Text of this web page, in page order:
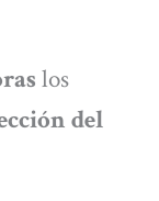
los
del